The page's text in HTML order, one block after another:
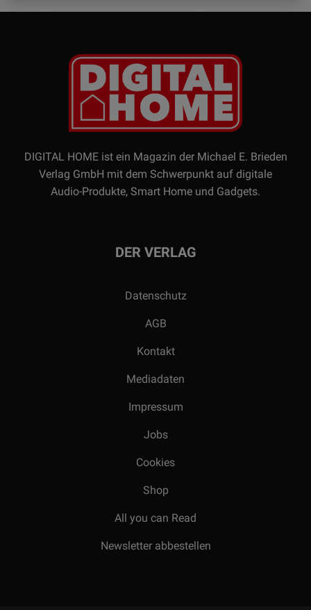
DIGITAL HOME ist ein Magazin der Michael E. Brieden
Verlag GmbH mit dem Schwerpunkt auf digitale
Audio-Produkte, Smart Home und Gadgets.
DER VERLAG
Datenschutz
AGB
Kontakt
Mediadaten
Impressum
Jobs
Cookies
Shop
All you can Read
Newsletter abbestellen